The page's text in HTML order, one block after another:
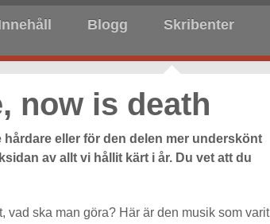
Blogg Skribenter
now is death
hårdare eller för den delen mer underskönt
av allt vi hållit kärt i år. Du vet att du
vad ska man göra? Här är den musik som varit